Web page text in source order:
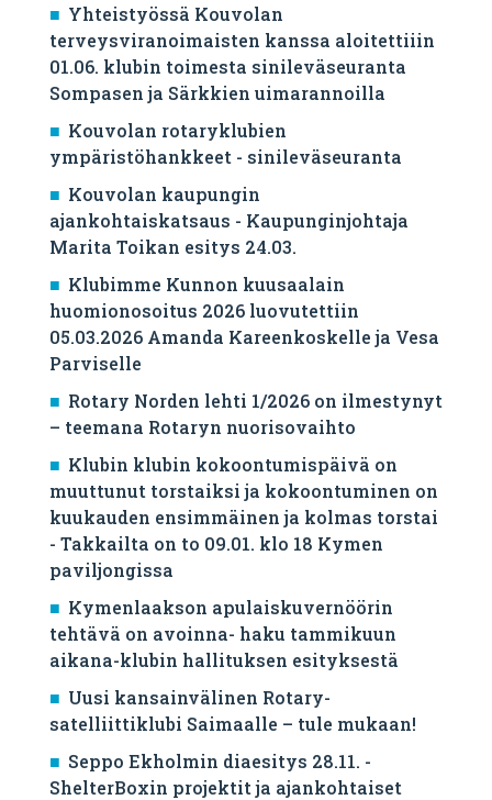
Yhteistyössä Kouvolan
terveysviranoimaisten kanssa aloitettiiin
01.06. klubin toimesta sinileväseuranta
Sompasen ja Särkkien uimarannoilla
Kouvolan rotaryklubien
ympäristöhankkeet - sinileväseuranta
Kouvolan kaupungin
ajankohtaiskatsaus - Kaupunginjohtaja
Marita Toikan esitys 24.03.
Klubimme Kunnon kuusaalain
huomionosoitus 2026 luovutettiin
05.03.2026 Amanda Kareenkoskelle ja Vesa
Parviselle
​Rotary Norden lehti 1/2026 on ilmestynyt
– teemana Rotaryn nuorisovaihto
Klubin klubin kokoontumispäivä on
muuttunut torstaiksi ja kokoontuminen on
kuukauden ensimmäinen ja kolmas torstai
- Takkailta on to 09.01. klo 18 Kymen
paviljongissa
Kymenlaakson apulaiskuvernöörin
tehtävä on avoinna- haku tammikuun
aikana-klubin hallituksen esityksestä
Uusi kansainvälinen Rotary-
satelliittiklubi Saimaalle – tule mukaan!
Seppo Ekholmin diaesitys 28.11. -
ShelterBoxin projektit ja ajankohtaiset